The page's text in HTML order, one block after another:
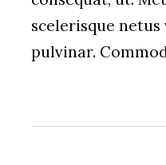
scelerisque
pulvinar.